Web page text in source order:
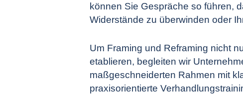
können Sie Gespräche so führen,
Widerstände zu überwinden oder
Um Framing und Reframing nicht
etablieren, begleiten wir
maßgeschneiderten Rahmen mit
praxisorientierte